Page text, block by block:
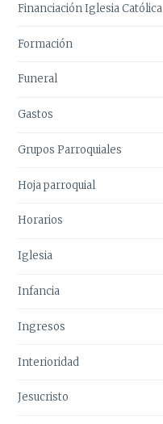
Financiación Iglesia Católica
Formación
Funeral
Gastos
Grupos Parroquiales
Hoja parroquial
Horarios
Iglesia
Infancia
Ingresos
Interioridad
Jesucristo